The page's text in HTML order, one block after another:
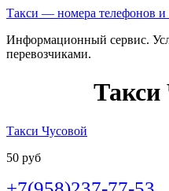
Такси — номера телефонов и
Информационный сервис.
перевозчиками.
Такси
Такси Чусовой
50 руб